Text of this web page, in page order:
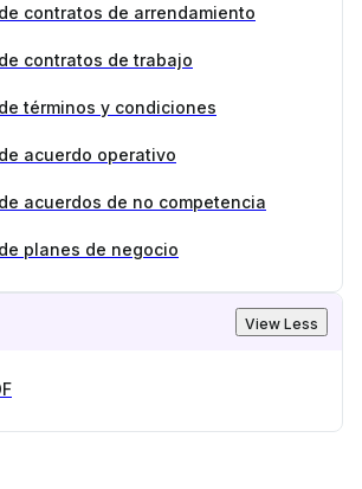
contratos de arrendamiento
contratos de trabajo
términos y condiciones
acuerdo operativo
acuerdos de no competencia
planes de negocio
View Less